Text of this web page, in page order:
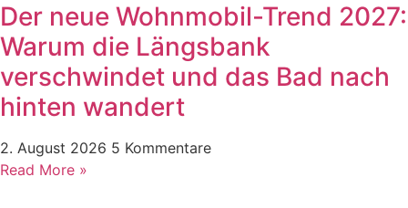
Der neue Wohnmobil-Trend 2027:
Warum die Längsbank
verschwindet und das Bad nach
hinten wandert
2. August 2026 5 Kommentare
Read More »